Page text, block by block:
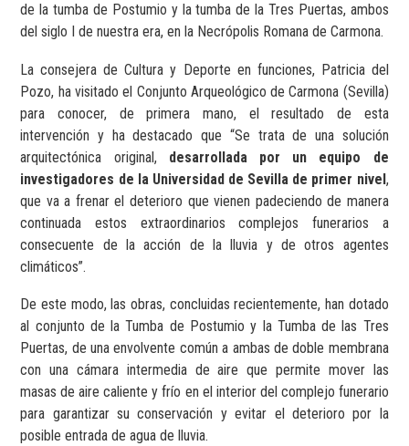
de la tumba de Postumio y la tumba de la Tres Puertas, ambos
del siglo I de nuestra era, en la Necrópolis Romana de Carmona.
La consejera de Cultura y Deporte en funciones, Patricia del
Pozo, ha visitado el Conjunto Arqueológico de Carmona (Sevilla)
para conocer, de primera mano, el resultado de esta
intervención y ha destacado que “Se trata de una solución
arquitectónica original, desarrollada por un equipo de
investigadores de la Universidad de Sevilla de primer nivel,
que va a frenar el deterioro que vienen padeciendo de manera
continuada estos extraordinarios complejos funerarios a
consecuente de la acción de la lluvia y de otros agentes
climáticos”.
De este modo, las obras, concluidas recientemente, han dotado
al conjunto de la Tumba de Postumio y la Tumba de las Tres
Puertas, de una envolvente común a ambas de doble membrana
con una cámara intermedia de aire que permite mover las
masas de aire caliente y frío en el interior del complejo funerario
para garantizar su conservación y evitar el deterioro por la
posible entrada de agua de lluvia.